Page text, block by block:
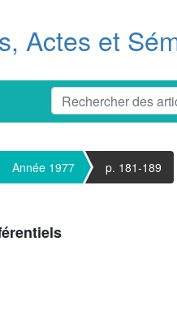
Actes et
Année 1977 p. 181-189